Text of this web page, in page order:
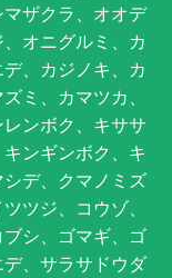
ザクラ、オオデ
オニグルミ、カ
、カジノキ、カ
ミ、カマツカ、
ンボク、キササ
ンギンボク、キ
デ、クマノミズ
ツジ、コウゾ、
シ、ゴマギ、ゴ
、サラサドウダ